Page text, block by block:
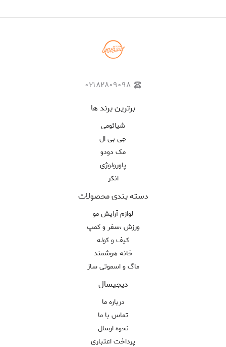
۰۲۱۸۲۸۰۹۰۹۸
برترین برند ها
شیائومی
جی بی ال
مک دودو
پاورولوژی
انکر
دسته بندی محصولات
لوازم آرایش مو
ورزش ،سفر و کمپ
کیف و کوله
خانه هوشمند
ماگ و اسموتی ساز
دیجیسال
درباره ما
تماس با ما
نحوه ارسال
پرداخت اعتباری